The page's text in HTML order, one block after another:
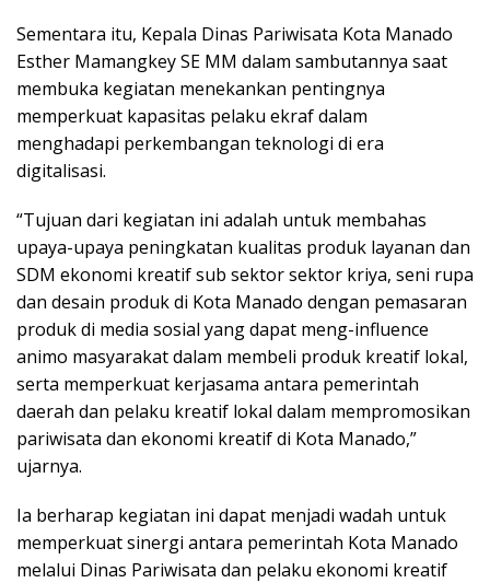
Sementara itu, Kepala Dinas Pariwisata Kota Manado
Esther Mamangkey SE MM dalam sambutannya saat
membuka kegiatan menekankan pentingnya
memperkuat kapasitas pelaku ekraf dalam
menghadapi perkembangan teknologi di era
digitalisasi.
“Tujuan dari kegiatan ini adalah untuk membahas
upaya-upaya peningkatan kualitas produk layanan dan
SDM ekonomi kreatif sub sektor sektor kriya, seni rupa
dan desain produk di Kota Manado dengan pemasaran
produk di media sosial yang dapat meng-influence
animo masyarakat dalam membeli produk kreatif lokal,
serta memperkuat kerjasama antara pemerintah
daerah dan pelaku kreatif lokal dalam mempromosikan
pariwisata dan ekonomi kreatif di Kota Manado,”
ujarnya.
Ia berharap kegiatan ini dapat menjadi wadah untuk
memperkuat sinergi antara pemerintah Kota Manado
melalui Dinas Pariwisata dan pelaku ekonomi kreatif